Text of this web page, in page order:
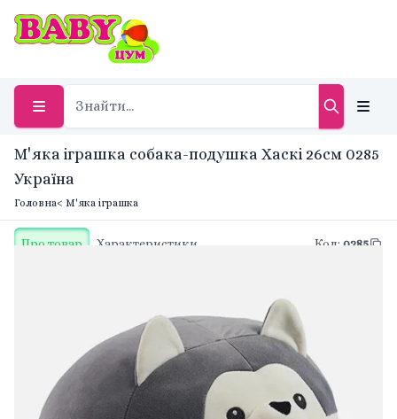
М'яка іграшка собака-подушка Хаскі 26см 0285
Україна
Головна< М'яка іграшка
Про товар Характеристики Код: 0285